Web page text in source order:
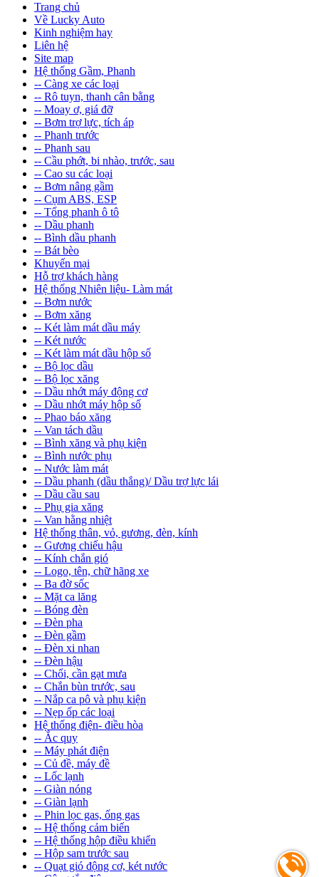
Trang chủ
Về Lucky Auto
Kinh nghiệm hay
Liên hệ
Site map
Hệ thống Gầm, Phanh
-- Càng xe các loại
-- Rô tuyn, thanh cân bằng
-- Moay ơ, giá đỡ
-- Bơm trợ lực, tích áp
-- Phanh trước
-- Phanh sau
-- Cầu phớt, bi nhào, trước, sau
-- Cao su các loại
-- Bơm nâng gầm
-- Cụm ABS, ESP
-- Tổng phanh ô tô
-- Dầu phanh
-- Bình dầu phanh
-- Bát bèo
Khuyến mại
Hỗ trợ khách hàng
Hệ thống Nhiên liệu- Làm mát
-- Bơm nước
-- Bơm xăng
-- Két làm mát dầu máy
-- Két nước
-- Két làm mát dầu hộp số
-- Bộ lọc dầu
-- Bộ lọc xăng
-- Dầu nhớt máy động cơ
-- Dầu nhớt máy hộp số
-- Phao báo xăng
-- Van tách dầu
-- Bình xăng và phụ kiện
-- Bình nước phụ
-- Nước làm mát
-- Dầu phanh (dầu thắng)/ Dầu trợ lực lái
-- Dầu cầu sau
-- Phụ gia xăng
-- Van hằng nhiệt
Hệ thống thân, vỏ, gương, đèn, kính
-- Gương chiếu hậu
-- Kính chắn gió
-- Logo, tên, chữ hãng xe
-- Ba đờ sốc
-- Mặt ca lăng
-- Bóng đèn
-- Đèn pha
-- Đèn gầm
-- Đèn xi nhan
-- Đèn hậu
-- Chổi, cần gạt mưa
-- Chắn bùn trước, sau
-- Nắp ca pô và phụ kiện
-- Nẹp ốp các loại
Hệ thống điện- điều hòa
-- Ắc quy
-- Máy phát điện
-- Củ đề, máy đề
-- Lốc lạnh
-- Giàn nóng
-- Giàn lạnh
-- Phin lọc gas, ống gas
-- Hệ thống cảm biến
-- Hệ thống hộp điều khiển
-- Hộp sam trước sau
-- Quạt gió động cơ, két nước